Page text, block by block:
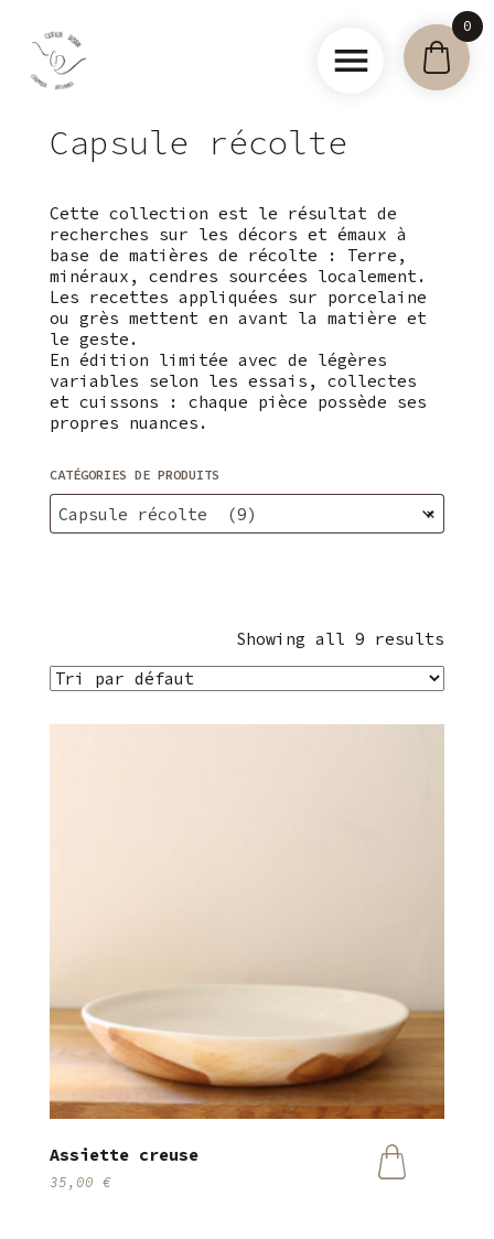
content
Debain –
Céramique
Capsule récolte
Cette collection est le résultat de
recherches sur les décors et émaux à
base de matières de récolte : Terre,
minéraux, cendres sourcées localement.
Les recettes appliquées sur porcelaine
ou grès mettent en avant la matière et
le geste.
En édition limitée avec de légères
variables selon les essais, collectes
et cuissons : chaque pièce possède ses
propres nuances.
CATÉGORIES DE PRODUITS
×
Capsule récolte (9)
Showing all 9 results
Assiette creuse
35,00 €
0